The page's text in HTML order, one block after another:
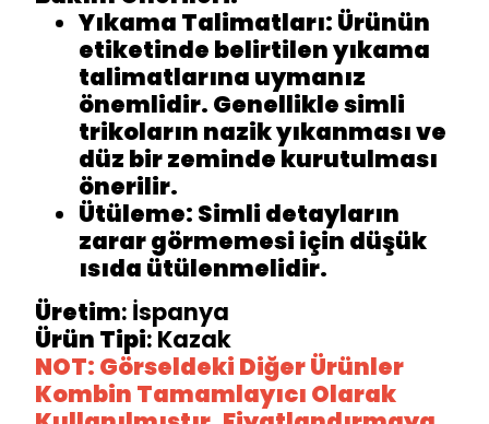
Yıkama Talimatları: Ürünün
etiketinde belirtilen yıkama
talimatlarına uymanız
önemlidir. Genellikle simli
trikoların nazik yıkanması ve
düz bir zeminde kurutulması
önerilir.
Ütüleme: Simli detayların
zarar görmemesi için düşük
ısıda ütülenmelidir.
Üretim: İspanya
Ürün Tipi: Kazak
NOT: Görseldeki Diğer Ürünler
Kombin Tamamlayıcı Olarak